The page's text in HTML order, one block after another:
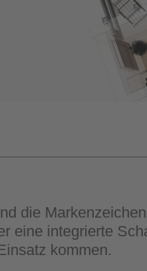
die
eine integrierte
kommen.